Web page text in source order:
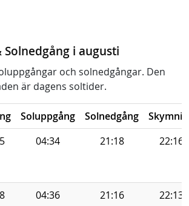
Solnedgång i augusti
och solnedgångar. Den
är dagens soltider.
Soluppgång Solnedgång
04:34 21:18 22:16
04:36 21:16 22:13